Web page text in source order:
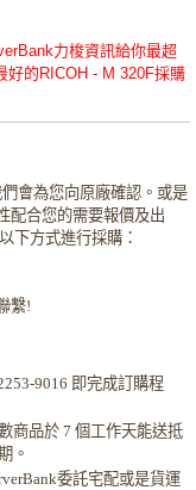
力梭資訊給你最超
好的RICOH - M 320F採購
會為您向原廠確認。或是
配合您的需要報價及出
下方式進行採購：
繫!
9016 即完成訂購程
商品於 7 個工作天能送抵
。
委託宅配或是貨運